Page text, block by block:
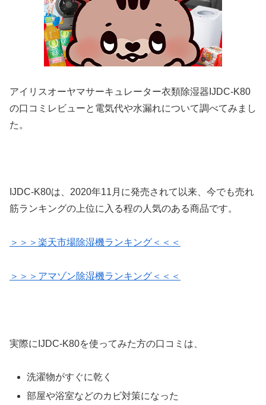
アイリスオーヤマサーキュレーター衣類除湿器IJDC-K80
の口コミレビューと電気代や水漏れについて調べてみまし
た。
IJDC-K80は、2020年11月に発売されて以来、今でも売れ
筋ランキングの上位に入る程の人気のある商品です。
＞＞＞楽天市場除湿機ランキング＜＜＜
＞＞＞アマゾン除湿機ランキング＜＜＜
実際にIJDC-K80を使ってみた方の口コミは、
洗濯物がすぐに乾く
部屋や浴室などのカビ対策になった